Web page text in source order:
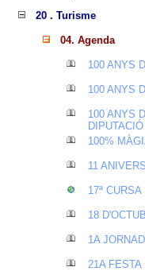
20 . Turisme
04. Agenda
100 ANYS
100 ANYS
100 ANYS
100%
11
17ª
18
1A
21A